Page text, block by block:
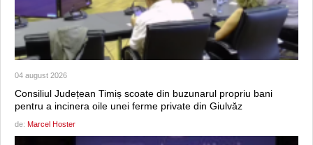
04 august 2026
Consiliul Județean Timiș scoate din buzunarul propriu bani
pentru a incinera oile unei ferme private din Giulvăz
de: Marcel Hoster